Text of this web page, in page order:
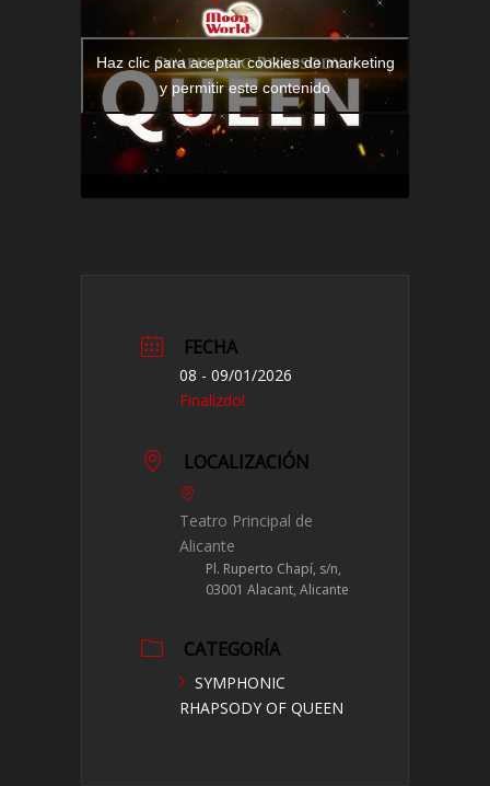
Haz clic para aceptar cookies de marketing
y permitir este contenido
FECHA
08 - 09/01/2026
Finalizdo!
LOCALIZACIÓN
Teatro Principal de
Alicante
Pl. Ruperto Chapí, s/n,
03001 Alacant, Alicante
CATEGORÍA
SYMPHONIC
RHAPSODY OF QUEEN